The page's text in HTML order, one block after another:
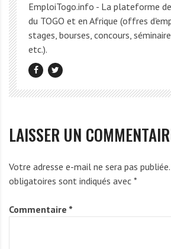
EmploiTogo.info - La plateforme
du TOGO et en Afrique (offres
stages, bourses, concours,
etc.).
LAISSER UN
Votre adresse e-mail ne sera pas publiée.
obligatoires sont indiqués avec *
Commentaire *